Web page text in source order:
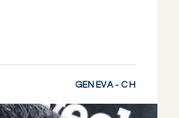
GENEVA - CH